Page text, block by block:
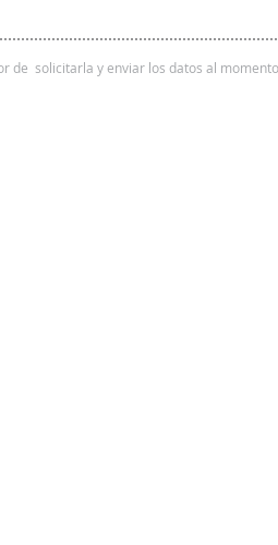
de solicitarla y enviar los datos al